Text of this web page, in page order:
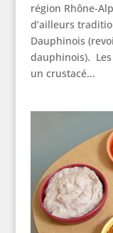
région Rhône-
d’ailleurs
Dauphinois
dauphinois).
un crustacé...